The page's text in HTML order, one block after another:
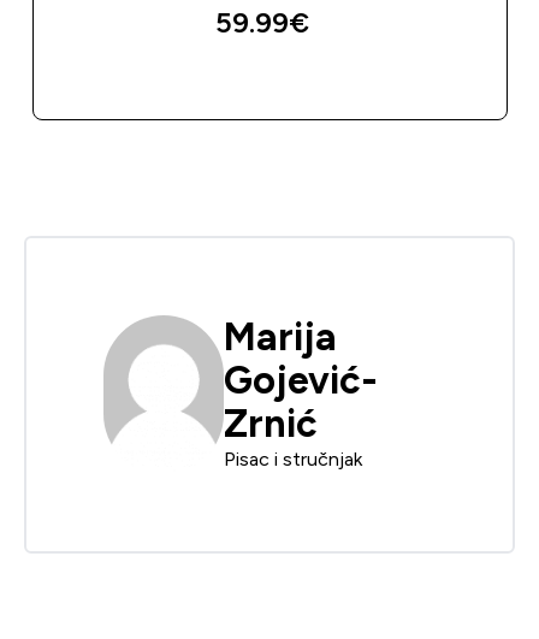
59.99€‎
Marija
Gojević-
Zrnić
Pisac i stručnjak